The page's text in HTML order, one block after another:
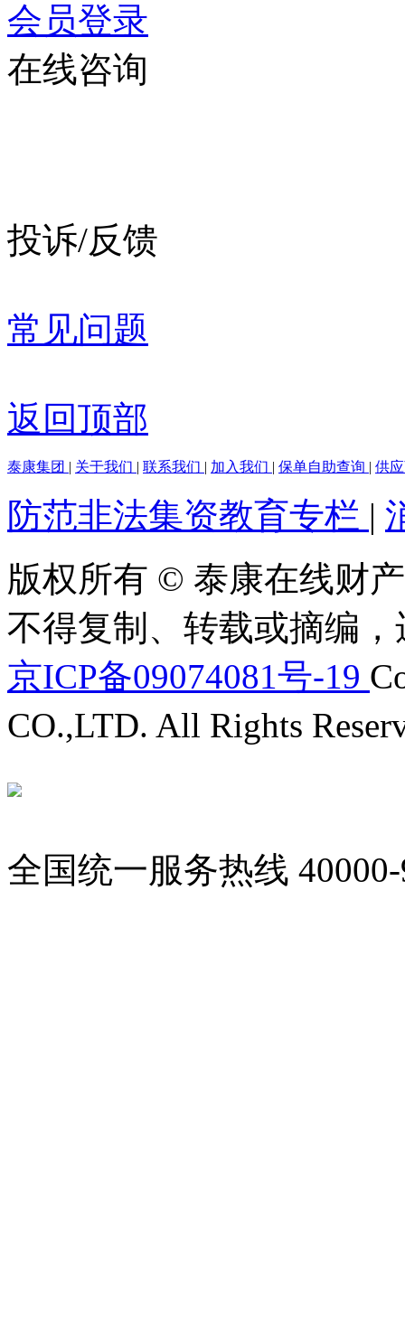
会员登录
在线咨询
投诉/反馈
常见问题
返回顶部
泰康集团 | 关于我们 | 联系我们 | 加入我们 | 保单自助查询 | 供
防范非法集资教育专栏 |
版权所有 © 泰康在线财
不得复制、转载或摘编
京ICP备09074081号-19
CO.,LTD. All Rights
全国统一服务热线